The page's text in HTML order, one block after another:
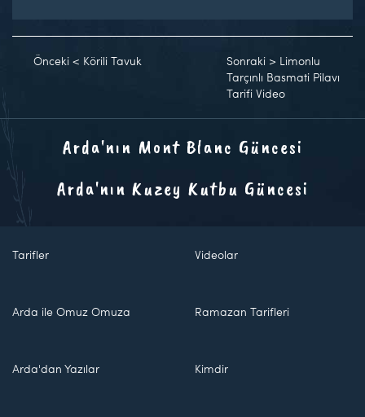
Önceki < Körili Tavuk Sonraki > Limonlu
Tarçınlı Basmati Pilavı
Tarifi Video
Arda'nın Mont Blanc Güncesi
Arda'nın Kuzey Kutbu Güncesi
Tarifler Videolar
Arda ile Omuz Omuza Ramazan Tarifleri
Arda'dan Yazılar Kimdir